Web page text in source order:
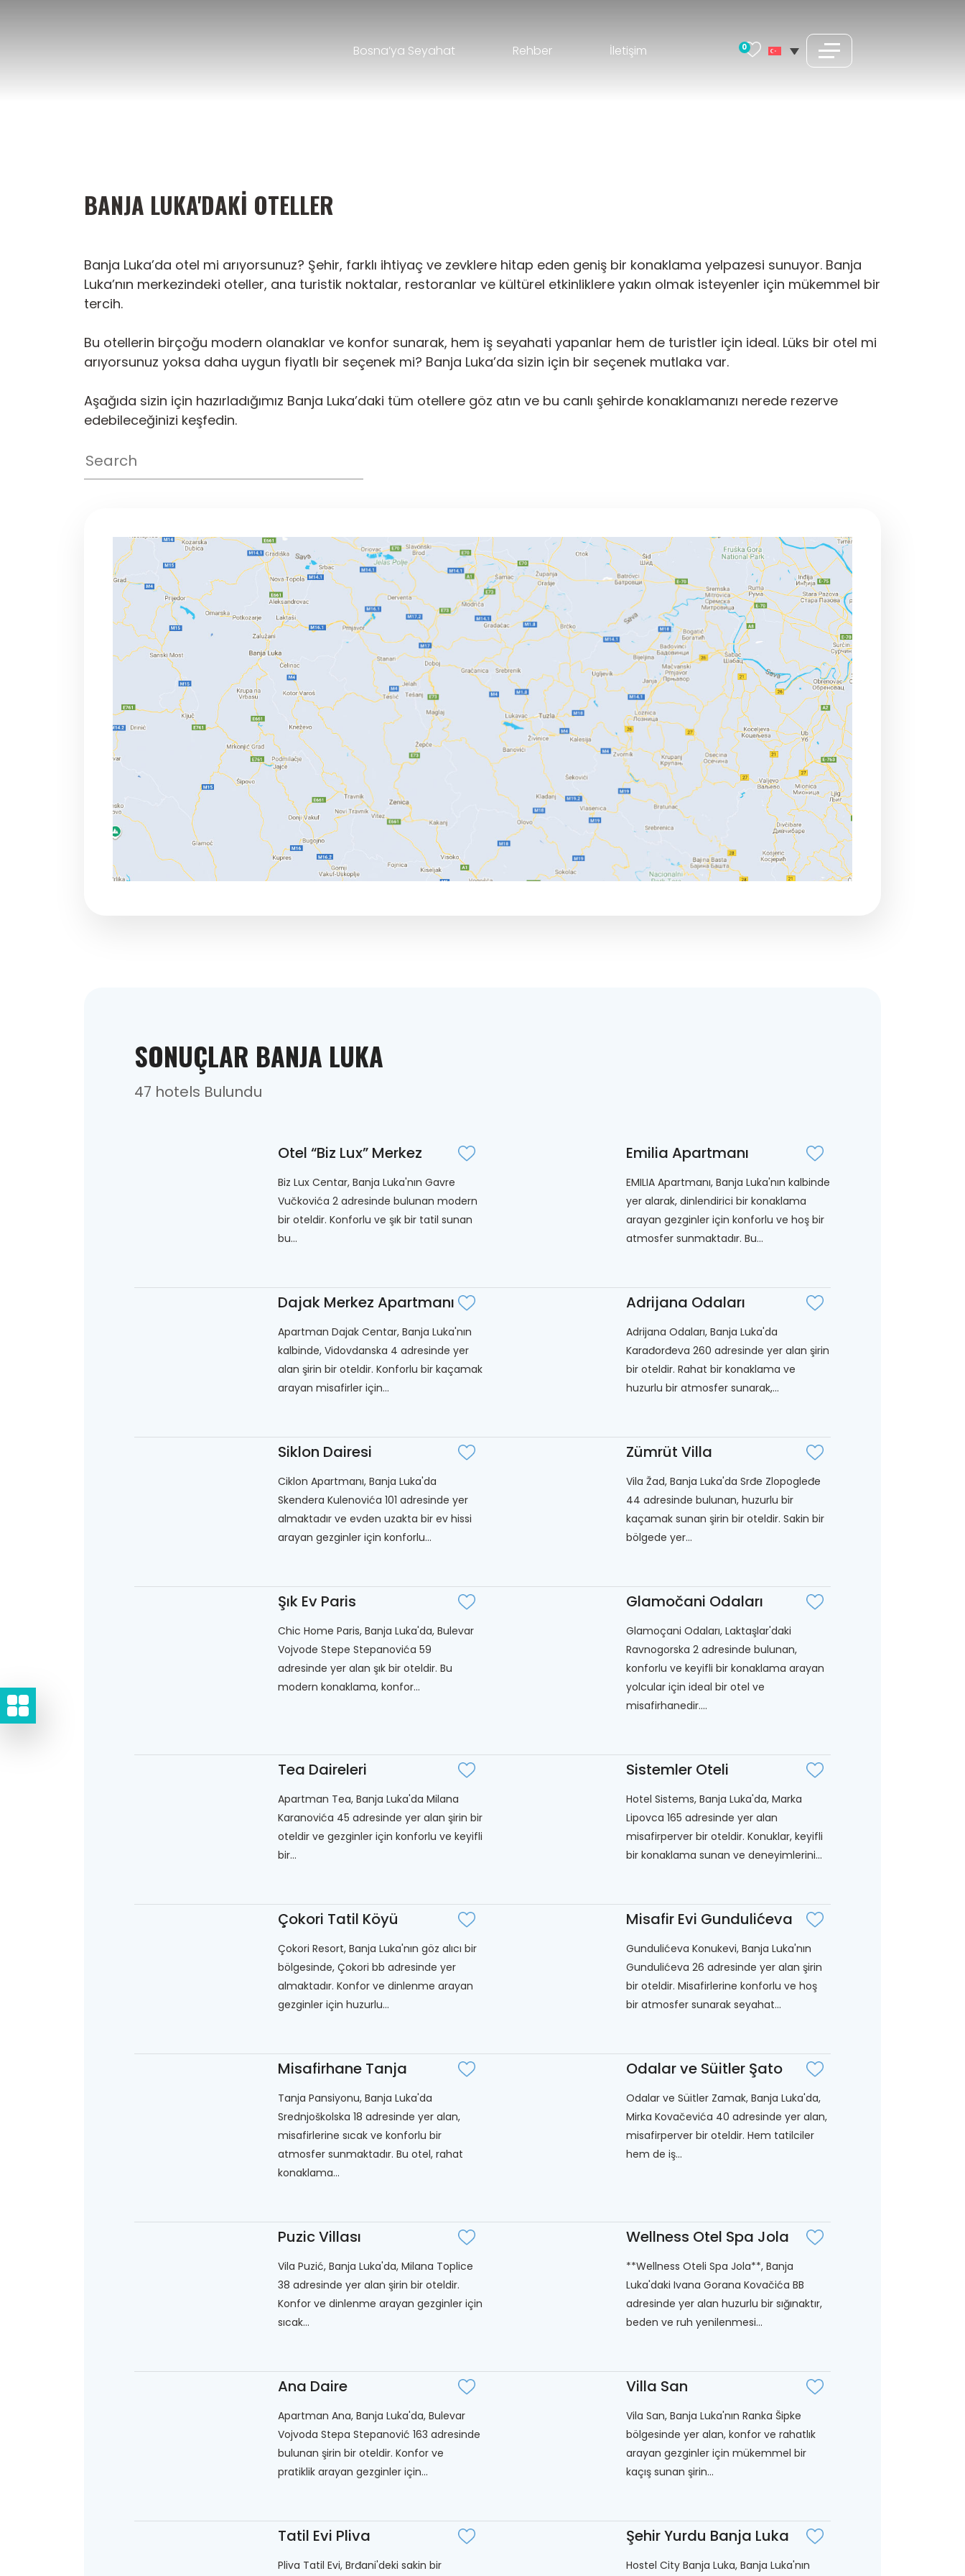
Bosna’ya Seyahat Rehber İletişim 0
BANJA LUKA'DAKI OTELLER
Banja Luka’da otel mi arıyorsunuz? Şehir, farklı ihtiyaç ve zevklere hitap eden geniş bir konaklama yelpazesi sunuyor. Banja
Luka’nın merkezindeki oteller, ana turistik noktalar, restoranlar ve kültürel etkinliklere yakın olmak isteyenler için mükemmel bir
tercih.
Bu otellerin birçoğu modern olanaklar ve konfor sunarak, hem iş seyahati yapanlar hem de turistler için ideal. Lüks bir otel mi
arıyorsunuz yoksa daha uygun fiyatlı bir seçenek mi? Banja Luka’da sizin için bir seçenek mutlaka var.
Aşağıda sizin için hazırladığımız Banja Luka’daki tüm otellere göz atın ve bu canlı şehirde konaklamanızı nerede rezerve
edebileceğinizi keşfedin.
SONUÇLAR BANJA LUKA
47 hotels Bulundu
Otel “Biz Lux” Merkez
Biz Lux Centar, Banja Luka'nın Gavre
Vučkovića 2 adresinde bulunan modern
bir oteldir. Konforlu ve şık bir tatil sunan
bu...
Emilia Apartmanı
EMILIA Apartmanı, Banja Luka'nın kalbinde
yer alarak, dinlendirici bir konaklama
arayan gezginler için konforlu ve hoş bir
atmosfer sunmaktadır. Bu...
Dajak Merkez Apartmanı
Apartman Dajak Centar, Banja Luka'nın
kalbinde, Vidovdanska 4 adresinde yer
alan şirin bir oteldir. Konforlu bir kaçamak
arayan misafirler için...
Adrijana Odaları
Adrijana Odaları, Banja Luka'da
Karađorđeva 260 adresinde yer alan şirin
bir oteldir. Rahat bir konaklama ve
huzurlu bir atmosfer sunarak,...
Siklon Dairesi
Ciklon Apartmanı, Banja Luka'da
Skendera Kulenovića 101 adresinde yer
almaktadır ve evden uzakta bir ev hissi
arayan gezginler için konforlu...
Zümrüt Villa
Vila Žad, Banja Luka'da Srđe Zlopogleđe
44 adresinde bulunan, huzurlu bir
kaçamak sunan şirin bir oteldir. Sakin bir
bölgede yer...
Şık Ev Paris
Chic Home Paris, Banja Luka'da, Bulevar
Vojvode Stepe Stepanovića 59
adresinde yer alan şık bir oteldir. Bu
modern konaklama, konfor...
Glamočani Odaları
Glamoçani Odaları, Laktaşlar'daki
Ravnogorska 2 adresinde bulunan,
konforlu ve keyifli bir konaklama arayan
yolcular için ideal bir otel ve
misafirhanedir....
Tea Daireleri
Apartman Tea, Banja Luka'da Milana
Karanovića 45 adresinde yer alan şirin bir
oteldir ve gezginler için konforlu ve keyifli
bir...
Sistemler Oteli
Hotel Sistems, Banja Luka'da, Marka
Lipovca 165 adresinde yer alan
misafirperver bir oteldir. Konuklar, keyifli
bir konaklama sunan ve deneyimlerini...
Çokori Tatil Köyü
Çokori Resort, Banja Luka'nın göz alıcı bir
bölgesinde, Çokori bb adresinde yer
almaktadır. Konfor ve dinlenme arayan
gezginler için huzurlu...
Misafir Evi Gundulićeva
Gundulićeva Konukevi, Banja Luka'nın
Gundulićeva 26 adresinde yer alan şirin
bir oteldir. Misafirlerine konforlu ve hoş
bir atmosfer sunarak seyahat...
Misafirhane Tanja
Tanja Pansiyonu, Banja Luka'da
Srednjoškolska 18 adresinde yer alan,
misafirlerine sıcak ve konforlu bir
atmosfer sunmaktadır. Bu otel, rahat
konaklama...
Odalar ve Süitler Şato
Odalar ve Süitler Zamak, Banja Luka'da,
Mirka Kovačevića 40 adresinde yer alan,
misafirperver bir oteldir. Hem tatilciler
hem de iş...
Puzic Villası
Vila Puzić, Banja Luka'da, Milana Toplice
38 adresinde yer alan şirin bir oteldir.
Konfor ve dinlenme arayan gezginler için
sıcak...
Wellness Otel Spa Jola
**Wellness Oteli Spa Jola**, Banja
Luka'daki Ivana Gorana Kovačića BB
adresinde yer alan huzurlu bir sığınaktır,
beden ve ruh yenilenmesi...
Ana Daire
Apartman Ana, Banja Luka'da, Bulevar
Vojvoda Stepa Stepanović 163 adresinde
bulunan şirin bir oteldir. Konfor ve
pratiklik arayan gezginler için...
Villa San
Vila San, Banja Luka'nın Ranka Šipke
bölgesinde yer alan, konfor ve rahatlık
arayan gezginler için mükemmel bir
kaçış sunan şirin...
Tatil Evi Pliva
Pliva Tatil Evi, Brđani'deki sakin bir
Şehir Yurdu Banja Luka
Hostel City Banja Luka, Banja Luka'nın